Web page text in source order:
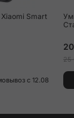
Smart
с 12.08
25